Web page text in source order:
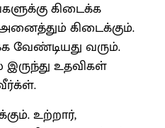
கிடைக்க
கிடைக்கும்.
வேண்டியது வரும்.
உதவிகள்
உற்றார்,